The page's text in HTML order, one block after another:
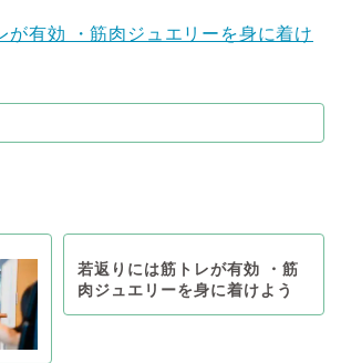
が有効 ・筋肉ジュエリーを身に着け
若返りには筋トレが有効 ・筋
肉ジュエリーを身に着けよう